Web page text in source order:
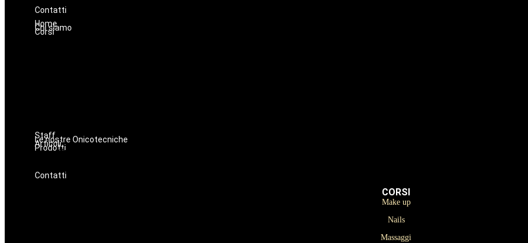
Prodotti per ricostruzione unghie
Contatti
Home
Chi siamo
Corsi
Staff
Le nostre Onicotecniche
Articoli
ProdottiOniconails
Prodotti per ricostruzione unghie
Contatti
CORSI
Make up
Nails
Massaggi